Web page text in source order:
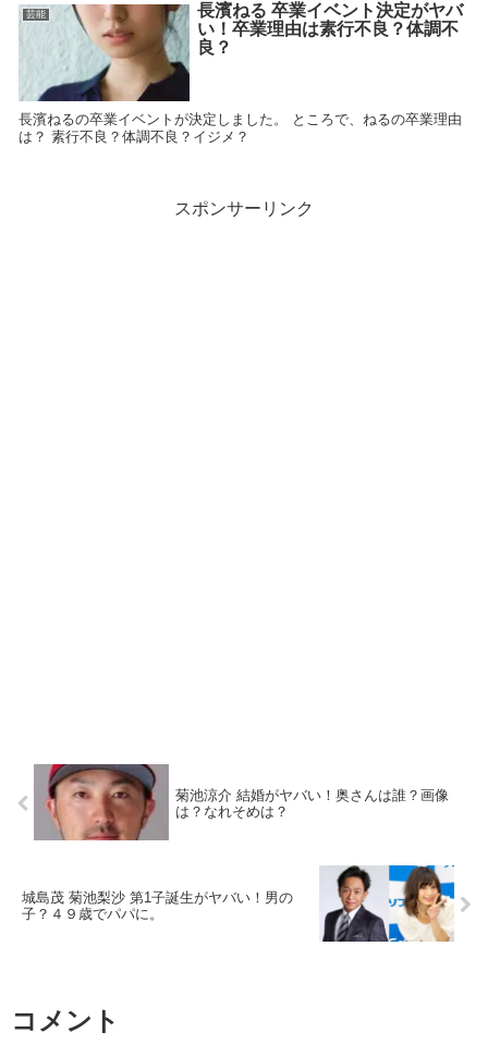
芸能
長濱ねる 卒業イベント決定がヤバ
い！卒業理由は素行不良？体調不
良？
長濱ねるの卒業イベントが決定しました。 ところで、ねるの卒業理由
は？ 素行不良？体調不良？イジメ？
スポンサーリンク
菊池涼介 結婚がヤバい！奥さんは誰？画像
は？なれそめは？
城島茂 菊池梨沙 第1子誕生がヤバい！男の
子？４９歳でパパに。
コメント